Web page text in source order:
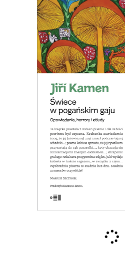
[EBOOK]
Opowiadania, które
literaturę, jakiej bardzo
rozrywkową i
jednocześnie
Kamen mnoży
zdemaskować naszą
PREMIERA
40.00zł
E-BOOK DO